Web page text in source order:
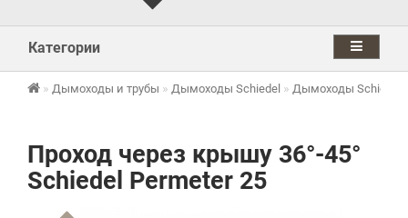
Категории
Дымоходы и трубы Дымоходы Schiedel Дымоходы Schiedel
Проход через крышу 36°-45°
Schiedel Permeter 25